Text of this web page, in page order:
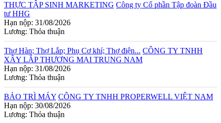
THỰC TẬP SINH MARKETING Công ty Cổ phần Tập đoàn Đầu
tư HHG
Hạn nộp: 31/08/2026
Lương: Thỏa thuận
Thợ Hàn; Thợ Lắp; Phụ Cơ khí; Thợ điện... CÔNG TY TNHH
XÂY LẮP THƯƠNG MẠI TRUNG NAM
Hạn nộp: 31/08/2026
Lương: Thỏa thuận
BẢO TRÌ MÁY CÔNG TY TNHH PROPERWELL VIỆT NAM
Hạn nộp: 30/08/2026
Lương: Thỏa thuận